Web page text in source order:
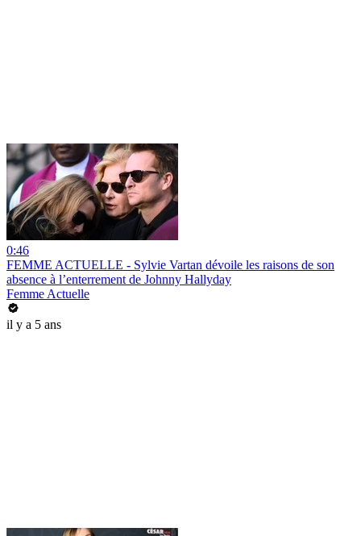
0:46
FEMME ACTUELLE - Sylvie Vartan dévoile les raisons de son
absence à l’enterrement de Johnny Hallyday
Femme Actuelle
il y a 5 ans